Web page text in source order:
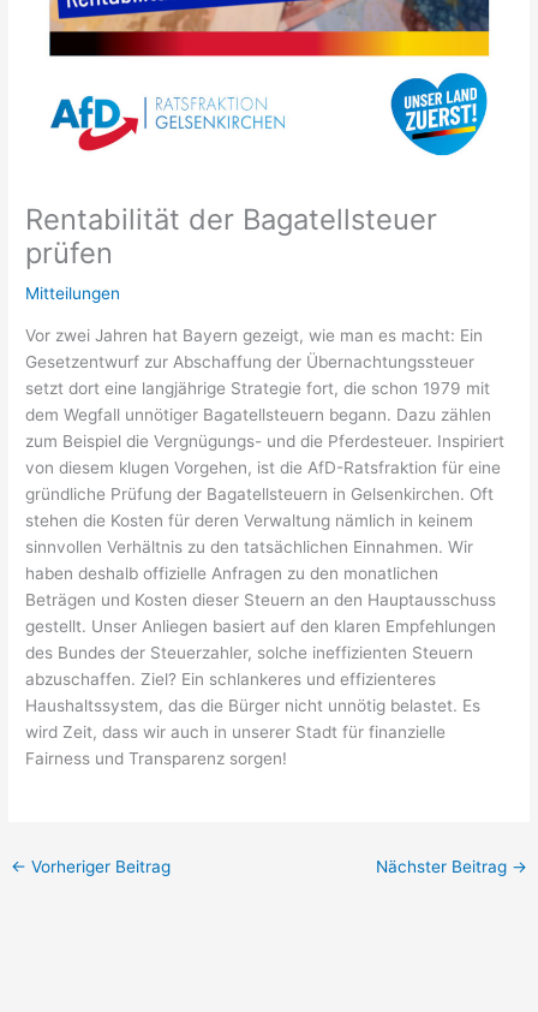
Rentabilität der Bagatellsteuer
prüfen
Mitteilungen
Vor zwei Jahren hat Bayern gezeigt, wie man es macht: Ein
Gesetzentwurf zur Abschaffung der Übernachtungssteuer
setzt dort eine langjährige Strategie fort, die schon 1979 mit
dem Wegfall unnötiger Bagatellsteuern begann. Dazu zählen
zum Beispiel die Vergnügungs- und die Pferdesteuer. Inspiriert
von diesem klugen Vorgehen, ist die AfD-Ratsfraktion für eine
gründliche Prüfung der Bagatellsteuern in Gelsenkirchen. Oft
stehen die Kosten für deren Verwaltung nämlich in keinem
sinnvollen Verhältnis zu den tatsächlichen Einnahmen. Wir
haben deshalb offizielle Anfragen zu den monatlichen
Beträgen und Kosten dieser Steuern an den Hauptausschuss
gestellt. Unser Anliegen basiert auf den klaren Empfehlungen
des Bundes der Steuerzahler, solche ineffizienten Steuern
abzuschaffen. Ziel? Ein schlankeres und effizienteres
Haushaltssystem, das die Bürger nicht unnötig belastet. Es
wird Zeit, dass wir auch in unserer Stadt für finanzielle
Fairness und Transparenz sorgen!
← Vorheriger Beitrag Nächster Beitrag →